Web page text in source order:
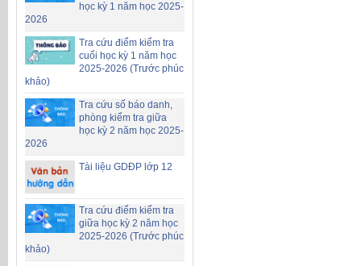
học kỳ 1 năm học 2025-
2026
Tra cứu điểm kiểm tra
cuối học kỳ 1 năm học
2025-2026 (Trước phúc
khảo)
Tra cứu số báo danh,
phòng kiểm tra giữa
học kỳ 2 năm học 2025-
2026
Tài liệu GDĐP lớp 12
Tra cứu điểm kiểm tra
giữa học kỳ 2 năm học
2025-2026 (Trước phúc
khảo)